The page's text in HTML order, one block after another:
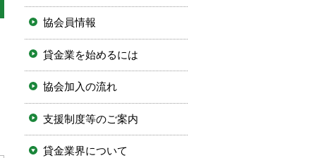
協会員情報
貸金業を始めるには
協会加入の流れ
支援制度等のご案内
貸金業界について